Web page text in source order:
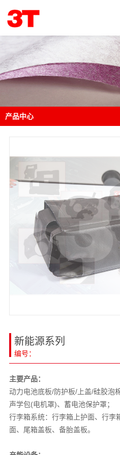
产品中心
新能源系列
编号：
主要产品：
动力电池底板/防护板/上盖/硅胶泡
声学包(电机罩)、蓄电池保护罩；
行李箱系统：行李箱上护面、行李
面、尾箱盖板、备胎盖板。